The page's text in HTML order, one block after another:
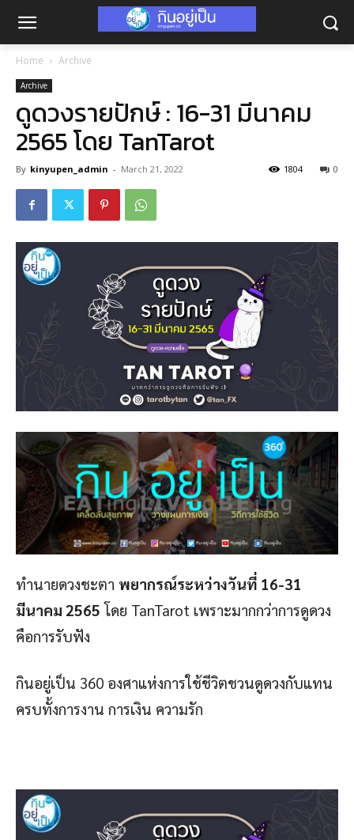
Home Archive
Archive
ดูดวงรายปักษ์ : 16-31 มีนาคม
2565 โดย TanTarot
By kinyupen_admin - March 21, 2022 0
1804
ทำนายดวงชะตา พยากรณ์ระหว่างวันที่ 16-31
มีนาคม 2565 โดย TanTarot เพราะมากกว่าการดูดวง
คือการรับฟัง
กินอยู่เป็น 360 องศาแห่งการใช้ชีวิตชวนดูดวงกับแทน
ครบทั้งการงาน การเงิน ความรัก